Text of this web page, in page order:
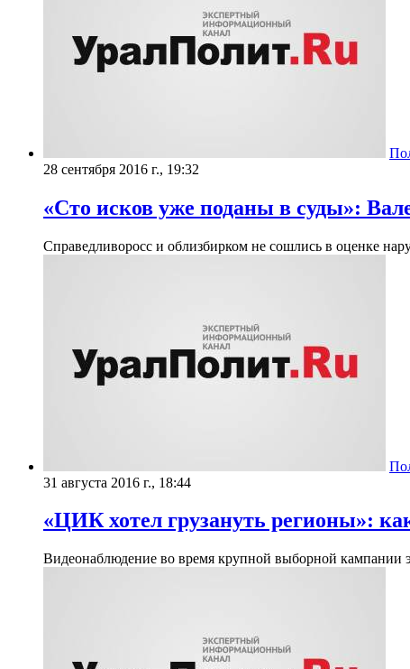
28 сентября 2016 г., 19:32
«Сто исков уже поданы в суды»:
Справедливоросс и облизбирком не сошлись в оценке
31 августа 2016 г., 18:44
«ЦИК хотел грузануть регионы»:
​Видеонаблюдение во время крупной выборной кампании